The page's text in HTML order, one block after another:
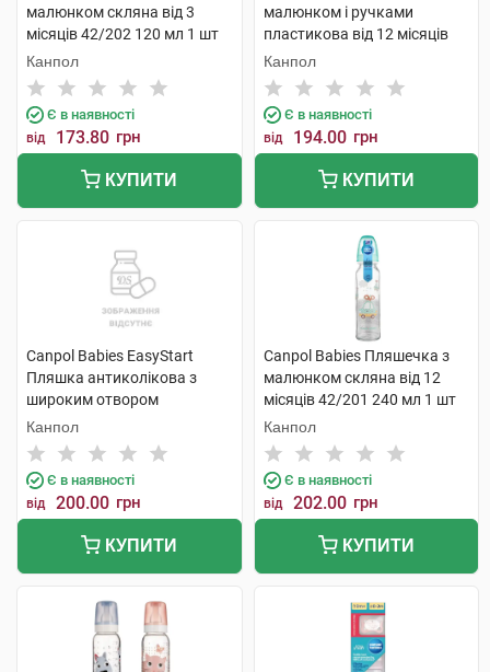
малюнком скляна від 3
місяців 42/202 120 мл 1 шт
Канпол
Є в наявності
від 173.80 грн
КУПИТИ
малюнком і ручками
пластикова від 12 місяців
11/845 250 мл 1 шт
Канпол
Є в наявності
від 194.00 грн
КУПИТИ
Canpol Babies EasyStart
Пляшка антиколікова з
широким отвором
Кольорові звірята 120 мл 1
шт
Канпол
Є в наявності
від 200.00 грн
КУПИТИ
Canpol Babies Пляшечка з
малюнком скляна від 12
місяців 42/201 240 мл 1 шт
Канпол
Є в наявності
від 202.00 грн
КУПИТИ